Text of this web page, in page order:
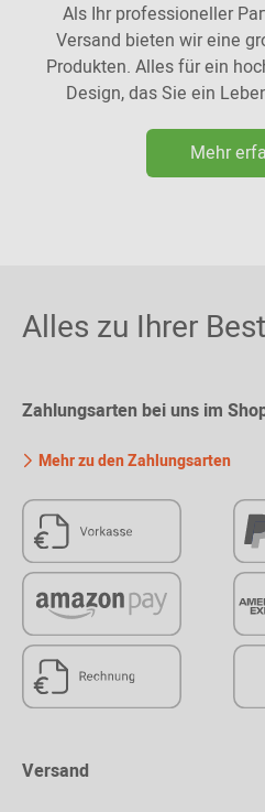
Als Ihr professioneller
Versand bieten wir eine
Produkten. Alles für ein
Design, das Sie ein
Mehr
Alles zu Ihrer
Zahlungsarten bei uns im
Mehr zu den Zahlungsarten
Versand